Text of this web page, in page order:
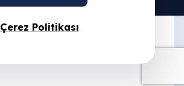
Çerez Politikası